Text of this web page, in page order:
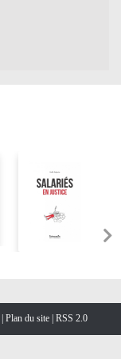
| Plan du site |RSS 2.0